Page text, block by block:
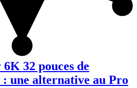
32 pouces de
une alternative au Pro